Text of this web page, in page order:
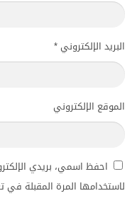
البريد الإلكتروني *
الموقع الإلكتروني
احفظ اسمي، بريدي
لاستخدامها المرة المقبلة في